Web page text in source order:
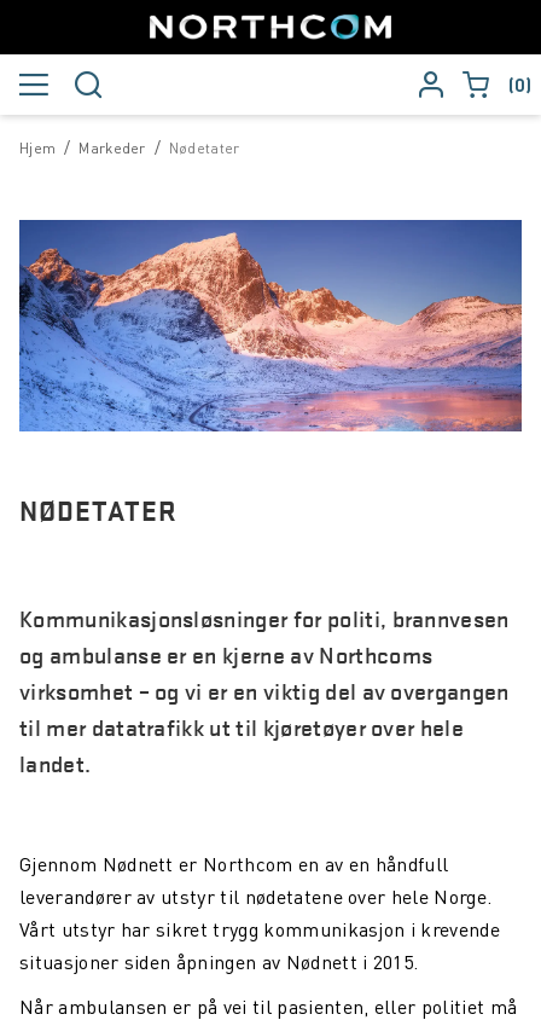
0
/
Hjem /
Markeder Nødetater
NØDETATER
Kommunikasjonsløsninger for politi, brannvesen
og ambulanse er en kjerne av Northcoms
virksomhet – og vi er en viktig del av overgangen
til mer datatrafikk ut til kjøretøyer over hele
landet.
Gjennom Nødnett er Northcom en av en håndfull
leverandører av utstyr til nødetatene over hele Norge.
Vårt utstyr har sikret trygg kommunikasjon i krevende
situasjoner siden åpningen av Nødnett i 2015.
Når ambulansen er på vei til pasienten, eller politiet må